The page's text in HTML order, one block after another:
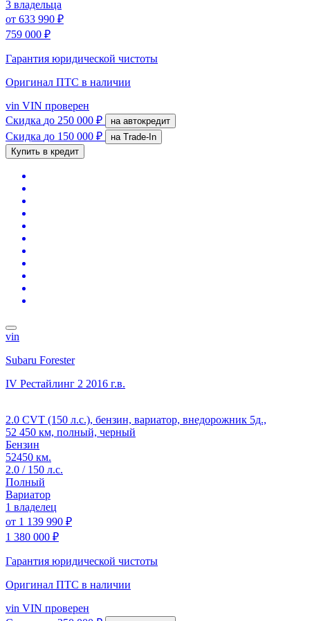
3 владельца
от 633 990 ₽
759 000 ₽
Гарантия юридической чистоты
Оригинал ПТС в наличии
vin VIN проверен
Скидка до 250 000 ₽ на автокредит
Скидка до 150 000 ₽
на Trade-In
Купить в кредит
vin
Subaru Forester
IV Рестайлинг 2 2016 г.в.
2.0 CVT (150 л.с.), бензин, вариатор, внедорожник 5д.,
52 450 км, полный, черный
Бензин
52450 км.
2.0 / 150 л.с.
Полный
Вариатор
1 владелец
от 1 139 990 ₽
1 380 000 ₽
Гарантия юридической чистоты
Оригинал ПТС в наличии
vin VIN проверен